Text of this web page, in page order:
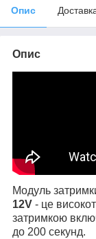
Опис
Опис
Модуль
12V - це
затримкою
до 200 секунд.